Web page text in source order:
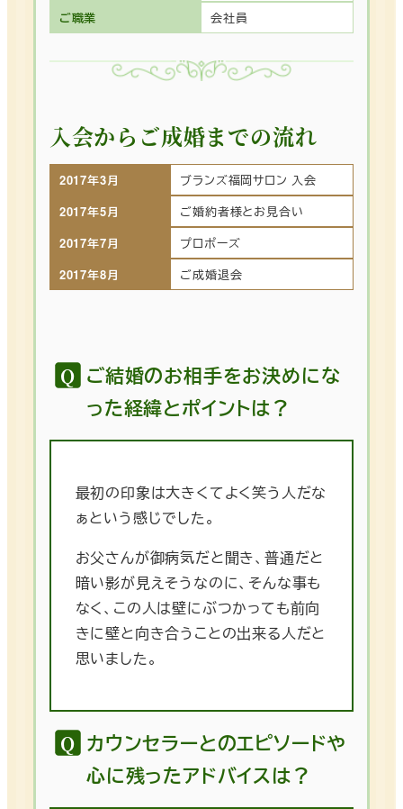
ご職業
会社員
入会からご成婚までの流れ
2017年3月
ブランズ福岡サロン 入会
2017年5月
ご婚約者様とお見合い
2017年7月
プロポーズ
2017年8月
ご成婚退会
ご結婚のお相手をお決めにな
った経緯とポイントは？
最初の印象は大きくてよく笑う人だな
ぁという感じでした。
お父さんが御病気だと聞き、普通だと
暗い影が見えそうなのに、そんな事も
なく、この人は壁にぶつかっても前向
きに壁と向き合うことの出来る人だと
思いました。
カウンセラーとのエピソードや
心に残ったアドバイスは？